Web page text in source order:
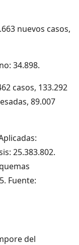
nuevos casos,
34.898.
casos, 133.292
89.007
25.383.802.
Fuente:
del